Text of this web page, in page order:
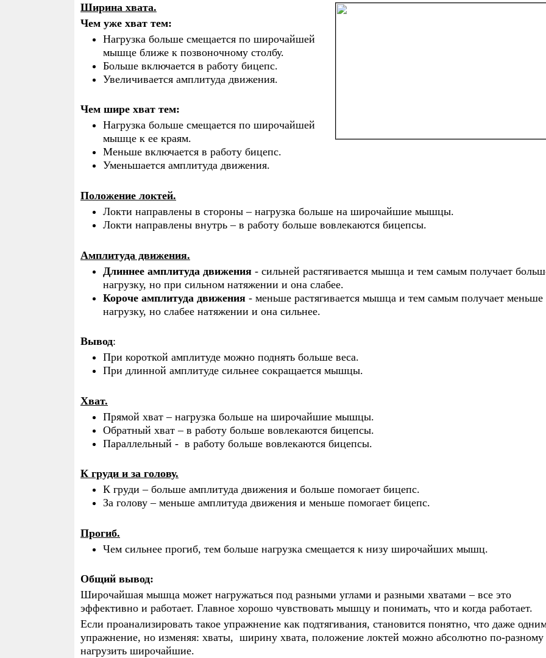
Ширина хвата.
Чем уже хват тем:
Нагрузка больше смещается по широчайшей
мышце ближе к позвоночному столбу.
Больше включается в работу бицепс.
Увеличивается амплитуда движения.
Чем шире хват тем:
Нагрузка больше смещается по широчайшей
мышце к ее краям.
Меньше включается в работу бицепс.
Уменьшается амплитуда движения.
Положение локтей.
Локти направлены в стороны – нагрузка больше на широчайшие мышцы.
Локти направлены внутрь – в работу больше вовлекаются бицепсы.
Амплитуда движения.
Длиннее амплитуда движения- сильней растягивается мышца и тем самым получает
нагрузку, но при сильном натяжении и она слабее.
Короче амплитуда движения- меньше растягивается мышца и тем самым получает меньше
нагрузку, но слабее натяжении и она сильнее.
Вывод:
При короткой амплитуде можно поднять больше веса.
При длинной амплитуде сильнее сокращается мышцы.
Хват.
Прямой хват – нагрузка больше на широчайшие мышцы.
Обратный хват – в работу больше вовлекаются бицепсы.
Параллельный - в работу больше вовлекаются бицепсы.
К груди и за голову.
К груди – больше амплитуда движения и больше помогает бицепс.
За голову – меньше амплитуда движения и меньше помогает бицепс.
Прогиб.
Чем сильнее прогиб, тем больше нагрузка смещается к низу широчайших мышц.
Общий вывод:
Широчайшая мышца может нагружаться под разными углами и разными хватами – все это
эффективно и работает. Главное хорошо чувствовать мышцу и понимать, что и когда работает.
Если проанализировать такое упражнение как подтягивания, становится понятно, что даже
упражнение, но изменяя: хваты, ширину хвата, положение локтей можно абсолютно по-разному
нагрузить широчайшие.